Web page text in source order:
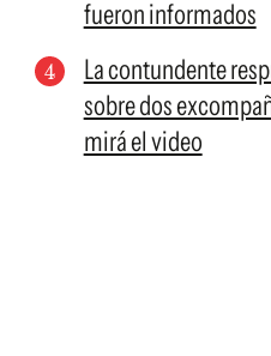
fueron informados
La contundente
sobre dos
mirá el video